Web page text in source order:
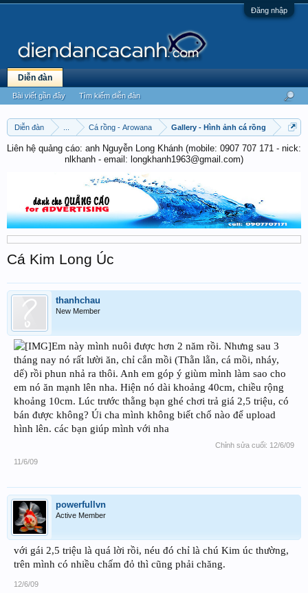
Đăng nhập
Diễn đàn Cá rồng - Arowana Gallery - Hình ảnh cá rồng
Liên hệ quảng cáo: anh Nguyễn Long Khánh (mobile: 0907 707 171 - nick:
nlkhanh - email: longkhanh1963@gmail.com)
Cá Kim Long Úc
thanhchau
New Member
Em này mình nuôi được hơn 2 năm rồi. Nhưng sau 3
tháng nay nó rất lười ăn, chỉ cắn mồi (Thằn lằn, cá mồi, nháy,
dế) rồi phun nhả ra thôi. Anh em góp ý giùm mình làm sao cho
em nó ăn mạnh lên nha. Hiện nó dài khoảng 40cm, chiều rộng
khoảng 10cm. Lúc trước thằng bạn ghé chơi trả giá 2,5 triệu, có
bán được không? Úi cha mình không biết chổ nào để upload
hình lên. các bạn giúp mình với nha
Chỉnh sửa cuối: 12/6/09
11/6/09
powerfullvn
Active Member
với gái 2,5 triệu là quá lời rồi, néu đó chỉ là chú Kim úc thường,
trên mình có nhiều chấm đỏ thì cũng phải chăng.
12/6/09
Diễn đàn
Bài viết gần đây Tìm kiếm diễn đàn